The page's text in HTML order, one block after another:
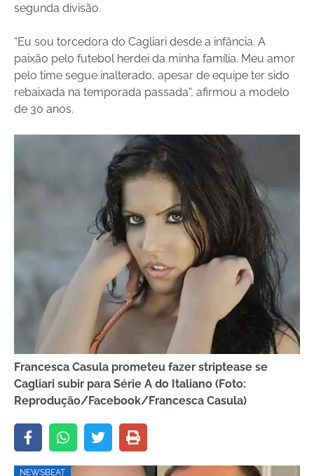
segunda divisão.
“Eu sou torcedora do Cagliari desde a infância. A
paixão pelo futebol herdei da minha família. Meu amor
pelo time segue inalterado, apesar de equipe ter sido
rebaixada na temporada passada”, afirmou a modelo
de 30 anos.
Francesca Casula prometeu fazer striptease se
Cagliari subir para Série A do Italiano (Foto:
Reprodução/Facebook/Francesca Casula)
NEWSBEAT